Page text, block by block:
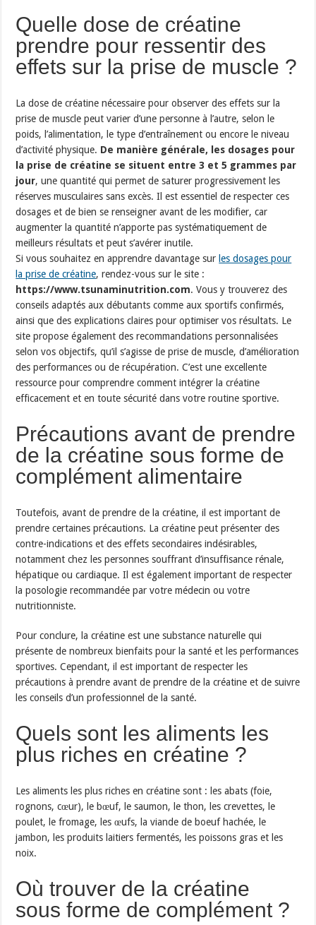
Quelle dose de créatine
prendre pour ressentir des
effets sur la prise de muscle ?
La dose de créatine nécessaire pour observer des effets sur la
prise de muscle peut varier d’une personne à l’autre, selon le
poids, l’alimentation, le type d’entraînement ou encore le niveau
d’activité physique. De manière générale, les dosages pour
la prise de créatine se situent entre 3 et 5 grammes par
jour, une quantité qui permet de saturer progressivement les
réserves musculaires sans excès. Il est essentiel de respecter ces
dosages et de bien se renseigner avant de les modifier, car
augmenter la quantité n’apporte pas systématiquement de
meilleurs résultats et peut s’avérer inutile.
Si vous souhaitez en apprendre davantage sur les dosages pour
la prise de créatine, rendez-vous sur le site :
https://www.tsunaminutrition.com. Vous y trouverez des
conseils adaptés aux débutants comme aux sportifs confirmés,
ainsi que des explications claires pour optimiser vos résultats. Le
site propose également des recommandations personnalisées
selon vos objectifs, qu’il s’agisse de prise de muscle, d’amélioration
des performances ou de récupération. C’est une excellente
ressource pour comprendre comment intégrer la créatine
efficacement et en toute sécurité dans votre routine sportive.
Précautions avant de prendre
de la créatine sous forme de
complément alimentaire
Toutefois, avant de prendre de la créatine, il est important de
prendre certaines précautions. La créatine peut présenter des
contre-indications et des effets secondaires indésirables,
notamment chez les personnes souffrant d’insuffisance rénale,
hépatique ou cardiaque. Il est également important de respecter
la posologie recommandée par votre médecin ou votre
nutritionniste.
Pour conclure, la créatine est une substance naturelle qui
présente de nombreux bienfaits pour la santé et les performances
sportives. Cependant, il est important de respecter les
précautions à prendre avant de prendre de la créatine et de suivre
les conseils d’un professionnel de la santé.
Quels sont les aliments les
plus riches en créatine ?
Les aliments les plus riches en créatine sont : les abats (foie,
rognons, cœur), le bœuf, le saumon, le thon, les crevettes, le
pou let, le fromage, les œufs, la viande de boeufhachée, le
jambon, les produits laitiers fermentés, les poissons gras et les
noix.
Où trouver de la créatine
sous forme de complément ?